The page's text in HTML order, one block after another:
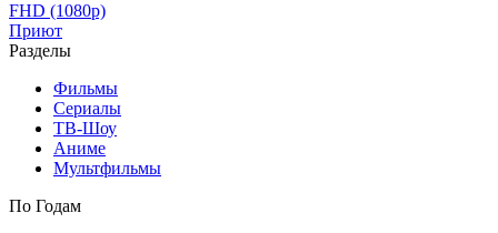
FHD (1080p)
Приют
Разделы
Фильмы
Сериалы
ТВ-Шоу
Аниме
Мультфильмы
По Годам